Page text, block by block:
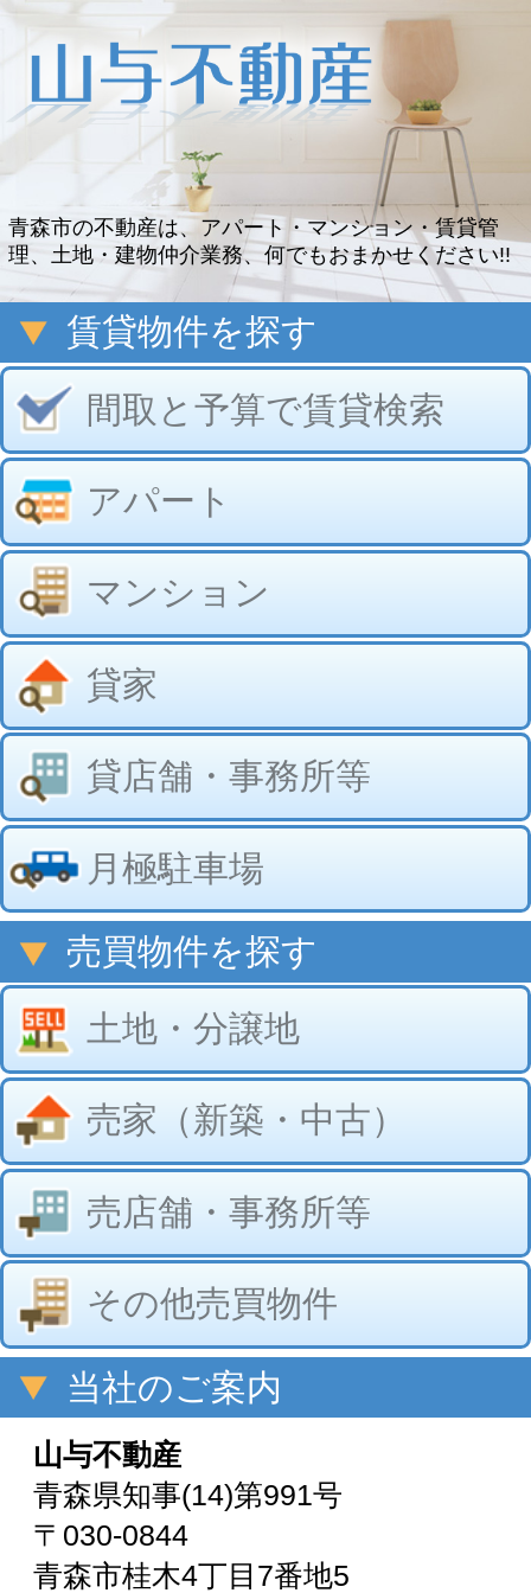
青森市の不動産は、アパート・マンション・賃貸管
理、土地・建物仲介業務、何でもおまかせください!!
賃貸物件を探す
間取と予算で賃貸検索
アパート
マンション
貸家
貸店舗・事務所等
月極駐車場
売買物件を探す
土地・分譲地
売家（新築・中古）
売店舗・事務所等
その他売買物件
当社のご案内
山与不動産
青森県知事(14)第991号
〒030-0844
青森市桂木4丁目7番地5
TEL: 017-774-2424
(公社)宅地建物取引業協会会員
東北地区不動産公正取引協議会加盟事業者
地図を表示
© 山与不動産
All Rights Reserved.